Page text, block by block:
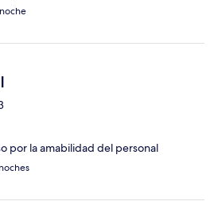
por la amabilidad del personal